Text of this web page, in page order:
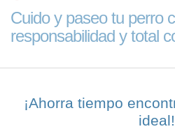
Cuido y paseo tu perro
responsabilidad y total
¡Ahorra tiempo
ideal!